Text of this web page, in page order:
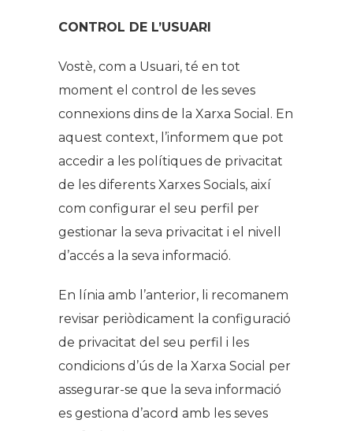
CONTROL DE L’USUARI
Vostè, com a Usuari, té en tot
moment el control de les seves
connexions dins de la Xarxa Social. En
aquest context, l’informem que pot
accedir a les polítiques de privacitat
de les diferents Xarxes Socials, així
com configurar el seu perfil per
gestionar la seva privacitat i el nivell
d’accés a la seva informació.
En línia amb l’anterior, li recomanem
revisar periòdicament la configuració
de privacitat del seu perfil i les
condicions d’ús de la Xarxa Social per
assegurar-se que la seva informació
es gestiona d’acord amb les seves